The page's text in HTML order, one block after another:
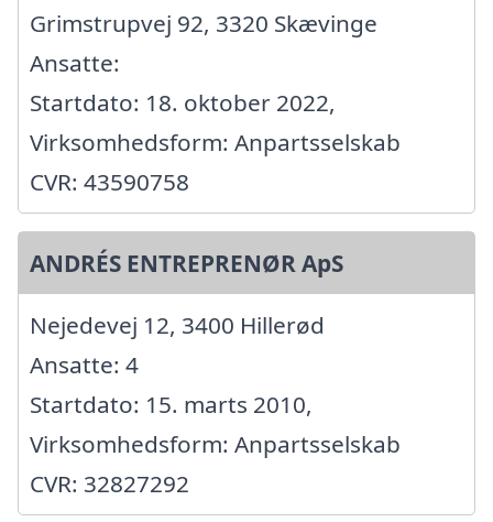
Grimstrupvej 92, 3320 Skævinge
Ansatte:
Startdato: 18. oktober 2022,
Virksomhedsform: Anpartsselskab
CVR: 43590758
ANDRÉS ENTREPRENØR ApS
Nejedevej 12, 3400 Hillerød
Ansatte: 4
Startdato: 15. marts 2010,
Virksomhedsform: Anpartsselskab
CVR: 32827292